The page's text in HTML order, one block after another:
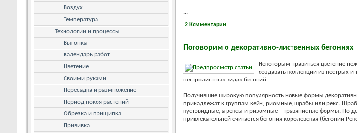
2 Комментарии
Поговорим о декоративно-лиственных бегониях
Некоторым нравиться цветение
создавать коллекции из пестрых
пестролистных видах бегоний.
Получившие широкую популярность новые формы
принадлежат к группам кейн, риомные, шрабы или рекс.
кустовидные, а рексы и ризомные – травянистые формы. По
привлекательной считается бегония королевская (бегонии
Воздух
Температура
Технологии и процессы
Выгонка
Календарь работ
Цветение
Своими руками
Пересадка и размножение
Период покоя растений
Обрезка и прищипка
Прививка